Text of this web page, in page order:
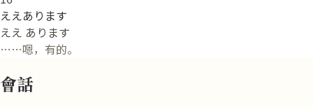
ええあります
ええ あります
……嗯，有的。
會話